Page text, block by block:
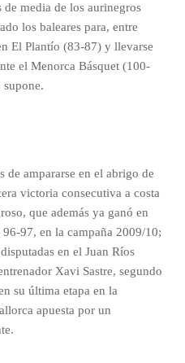
media de los aurinegros
los baleares para, entre
El Plantío (83-87) y llevarse
el Menorca Básquet (100-
de ampararse en el abrigo de
victoria consecutiva a costa
que además ya ganó en
97, en la campaña 2009/10;
en el Juan Ríos
Xavi Sastre, segundo
su última etapa en la
apuesta por un